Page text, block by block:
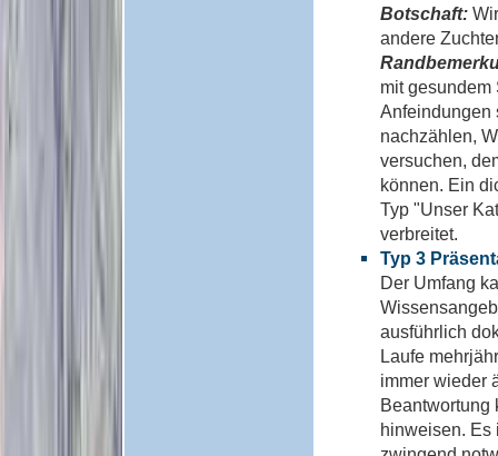
Botschaft:
andere
mit
Anfeindungen
nachzählen,
versuchen,
können. Ein
Typ "Unser
verbreitet.
Typ 3
Der Umfang
ausführlich
Laufe
immer wieder
Beantwortung
hinweisen. Es